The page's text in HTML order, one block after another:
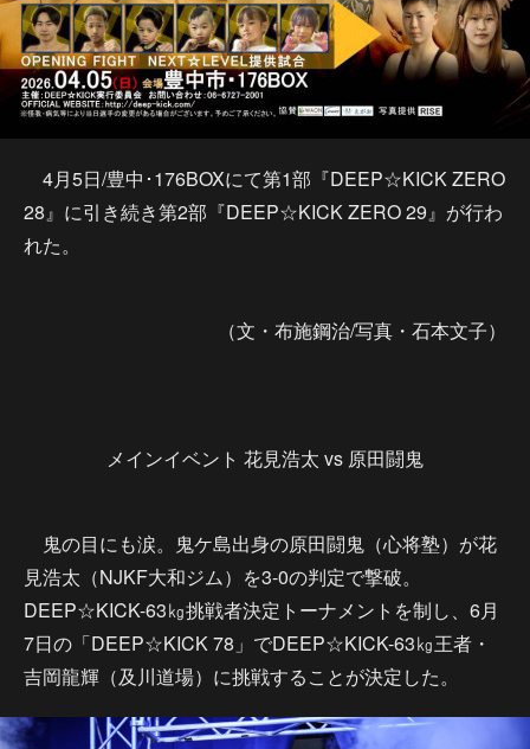
4月5日/豊中･176BOXにて第1部『DEEP☆KICK ZERO
28』に引き続き第2部『DEEP☆KICK ZERO 29』が行わ
れた。
（文・布施鋼治/写真・石本文子）
メインイベント 花見浩太 vs 原田闘鬼
鬼の目にも涙。鬼ケ島出身の原田闘鬼（心将塾）が花
見浩太（NJKF大和ジム）を3-0の判定で撃破。
DEEP☆KICK-63㎏挑戦者決定トーナメントを制し、6月
7日の「DEEP☆KICK 78」でDEEP☆KICK-63㎏王者・
吉岡龍輝（及川道場）に挑戦することが決定した。